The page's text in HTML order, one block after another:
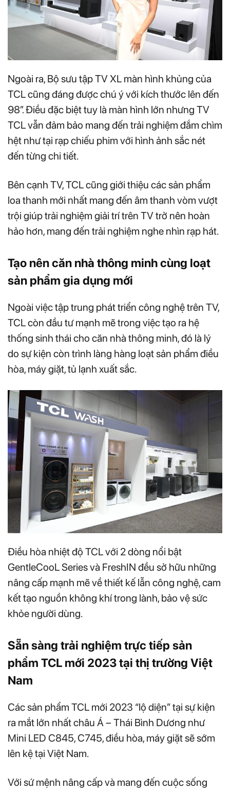
Ngoài ra, Bộ sưu tập TV XL màn hình khủng của
TCL cũng đáng được chú ý với kích thước lên đến
98”. Điều đặc biệt tuy là màn hình lớn nhưng TV
TCL vẫn đảm bảo mang đến trải nghiệm đắm chìm
hệt như tại rạp chiếu phim với hình ảnh sắc nét
đến từng chi tiết.
Bên cạnh TV, TCL cũng giới thiệu các sản phẩm
loa thanh mới nhất mang đến âm thanh vòm vượt
trội giúp trải nghiệm giải trí trên TV trở nên hoàn
hảo hơn, mang đến trải nghiệm nghe nhìn rạp hát.
Tạo nên căn nhà thông minh cùng loạt
sản phẩm gia dụng mới
Ngoài việc tập trung phát triển công nghệ trên TV,
TCL còn đầu tư mạnh mẽ trong việc tạo ra hệ
thống sinh thái cho căn nhà thông minh, đó là lý
do sự kiện còn trình làng hàng loạt sản phẩm điều
hòa, máy giặt, tủ lạnh xuất sắc.
Điều hòa nhiệt độ TCL với 2 dòng nổi bật
GentleCooL Series và FreshIN đều sở hữu những
nâng cấp mạnh mẽ về thiết kế lẫn công nghệ, cam
kết tạo nguồn không khí trong lành, bảo vệ sức
khỏe người dùng.
Sẵn sàng trải nghiệm trực tiếp sản
phẩm TCL mới 2023 tại thị trường Việt
Nam
Các sản phẩm TCL mới 2023 “lộ diện” tại sự kiện
ra mắt lớn nhất châu Á – Thái Bình Dương như
Mini LED C845, C745, điều hòa, máy giặt sẽ sớm
lên kệ tại Việt Nam.
Với sứ mệnh nâng cấp và mang đến cuộc sống